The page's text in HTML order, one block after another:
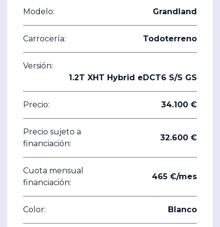
Modelo: Grandland
Carrocería: Todoterreno
Versión:
1.2T XHT Hybrid eDCT6 S/S GS
Precio: 34.100 €
Precio sujeto a
financiación:
32.600 €
Cuota mensual
financiación:
465 €/mes
Color: Blanco